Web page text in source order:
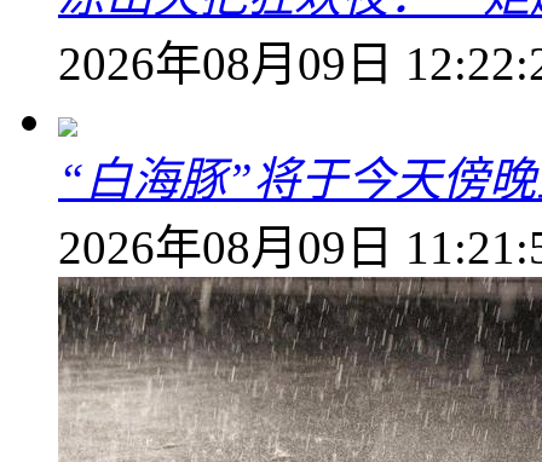
2026年08月09日
“白海豚”将于今天傍
2026年08月09日